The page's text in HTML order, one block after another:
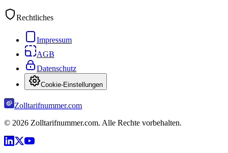
Rechtliches
Impressum
AGB
Datenschutz
Cookie-Einstellungen
Zolltarifnummer.com
© 2026 Zolltarifnummer.com. Alle Rechte vorbehalten.